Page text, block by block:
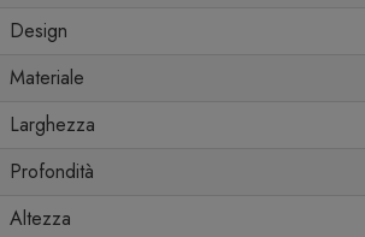
Design
Materiale
Larghezza
Profondità
Altezza